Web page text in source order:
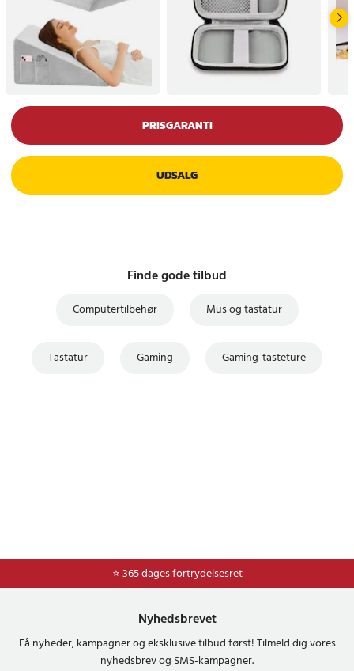
PRISGARANTI
UDSALG
Finde gode tilbud
Computertilbehør Mus og tastatur
Tastatur Gaming Gaming-tasteture
⭐ 365 dages fortrydelsesret
Nyhedsbrevet
Få nyheder, kampagner og eksklusive tilbud først! Tilmeld dig vores
nyhedsbrev og SMS-kampagner.